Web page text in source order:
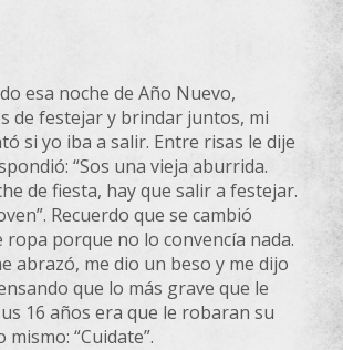
esa noche de Año Nuevo,
de festejar y brindar juntos, mi
si yo iba a salir. Entre risas le dije
“Sos una vieja aburrida.
de fiesta, hay que salir a festejar.
Recuerdo que se cambió
ropa porque no lo convencía nada.
abrazó, me dio un beso y me dijo
que lo más grave que le
16 años era que le robaran su
“Cuidate”.